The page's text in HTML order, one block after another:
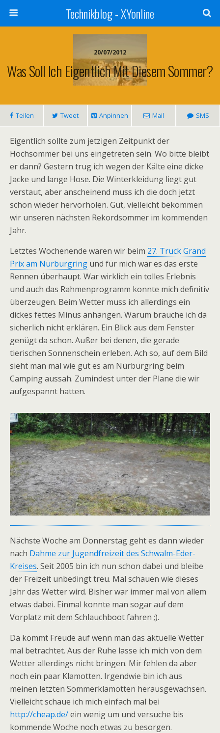
Technikblog - XYonline
20/07/2012
Was Soll Ich Eigentlich Mit Diesem Sommer?
Teilen Tweet Anpinnen Mail SMS
Eigentlich sollte zum jetzigen Zeitpunkt der
Hochsommer bei uns eingetreten sein. Wo bitte bleibt
er dann? Gestern trug ich wegen der Kälte eine dicke
Jacke und lange Hose. Die Winterkleidung liegt gut
verstaut, aber anscheinend muss ich die doch jetzt
schon wieder hervorholen. Gut, vielleicht bekommen
wir unseren nächsten Rekordsommer im kommenden
Jahr.
Letztes Wochenende waren wir beim 27. Truck Grand
Prix am Nürburgring und für mich war es das erste
Rennen überhaupt. War wirklich ein tolles Erlebnis
und auch das Rahmenprogramm konnte mich definitiv
überzeugen. Beim Wetter muss ich allerdings ein
dickes fettes Minus anhängen. Warum brauche ich da
sicherlich nicht erklären. Ein Blick aus dem Fenster
genügt da schon. Außer bei denen, die gerade
tierischen Sonnenschein erleben. Ach so, auf dem Bild
sieht man mal wie gut es am Nürburgring beim
Camping aussah. Zumindest unter der Plane die wir
aufgespannt hatten.
Nächste Woche am Donnerstag geht es dann wieder
nach Dahme zur Jugendfreizeit des Schwalm-Eder-
Kreises. Seit 2005 bin ich nun schon dabei und bleibe
der Freizeit unbedingt treu. Mal schauen wie dieses
Jahr das Wetter wird. Bisher war immer mal von allem
etwas dabei. Einmal konnte man sogar auf dem
Vorplatz mit dem Schlauchboot fahren ;).
Da kommt Freude auf wenn man das aktuelle Wetter
mal betrachtet. Aus der Ruhe lasse ich mich von dem
Wetter allerdings nicht bringen. Mir fehlen da aber
noch ein paar Klamotten. Irgendwie bin ich aus
meinen letzten Sommerklamotten herausgewachsen.
Vielleicht schaue ich mich einfach mal bei
http://cheap.de/ein wenig um und versuche bis
kommende Woche noch etwas zu besorgen.